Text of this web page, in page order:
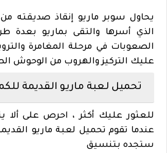
يحاول سوبر ماريو إنقاذ صديقته
الذي أسرها والتقى بماريو بعدة
الصعوبات في مرحلة المغامرة
عليك التركيز والهروب من الوحوش
تحميل لعبة ماريو القديمة
للعثور عليك أكثر ، احرص على
عندما تقوم تحميل لعبة ماريو
ستجده بتنسيق